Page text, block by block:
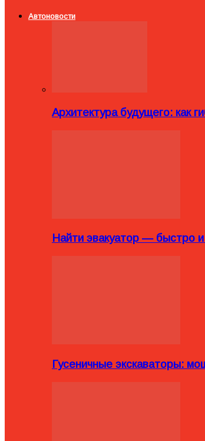
Автоновости
Архитектура будущего: как
Найти эвакуатор — быстро
Гусеничные экскаваторы: